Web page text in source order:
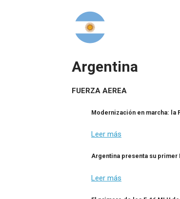
Argentina
FUERZA AEREA
Modernización en marcha: la
Leer más
Argentina presenta su primer
Leer más